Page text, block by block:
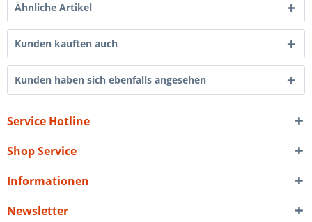
Ähnliche Artikel
Kunden kauften auch
Kunden haben sich ebenfalls angesehen
Service Hotline
Shop Service
Informationen
Newsletter